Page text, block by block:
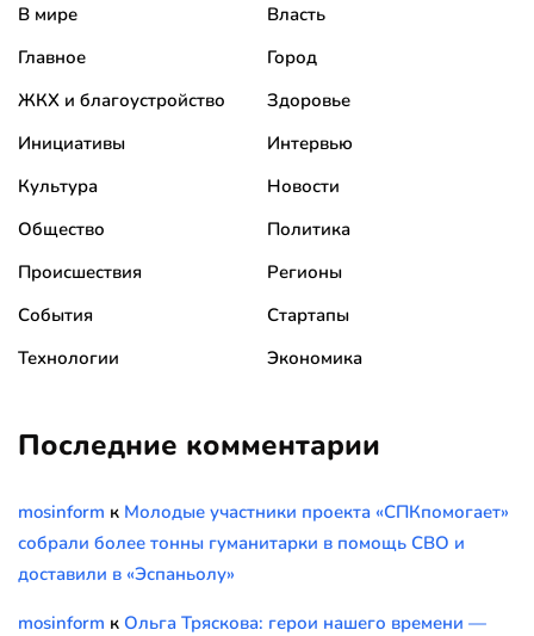
В мире
Власть
Главное
Город
ЖКХ и благоустройство
Здоровье
Инициативы
Интервью
Культура
Новости
Общество
Политика
Происшествия
Регионы
События
Стартапы
Технологии
Экономика
Последние комментарии
mosinform к Молодые участники проекта «СПКпомогает»
собрали более тонны гуманитарки в помощь СВО и
доставили в «Эспаньолу»
mosinform к Ольга Тряскова: герои нашего времени —